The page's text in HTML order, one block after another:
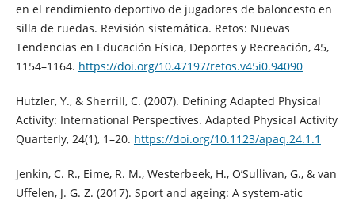
en el rendimiento deportivo de jugadores de baloncesto en
silla de ruedas. Revisión sistemática. Retos: Nuevas
Tendencias en Educación Física, Deportes y Recreación, 45,
1154–1164. https://doi.org/10.47197/retos.v45i0.94090
Hutzler, Y., & Sherrill, C. (2007). Defining Adapted Physical
Activity: International Perspectives. Adapted Physical Activity
Quarterly, 24(1), 1–20. https://doi.org/10.1123/apaq.24.1.1
Jenkin, C. R., Eime, R. M., Westerbeek, H., O’Sullivan, G., & van
Uffelen, J. G. Z. (2017). Sport and ageing: A system-atic